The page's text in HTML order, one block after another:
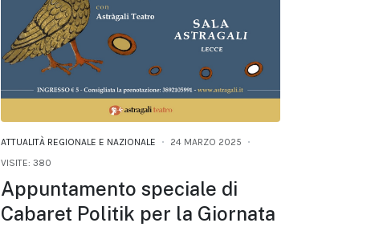
ATTUALITÀ REGIONALE E NAZIONALE
24 MARZO 2025
VISITE: 380
Appuntamento speciale di
Cabaret Politik per la Giornata